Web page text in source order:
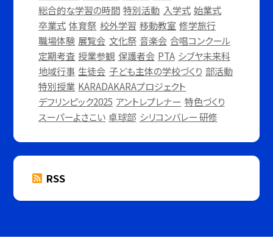
総合的な学習の時間 特別活動 入学式 始業式
卒業式 体育祭 校外学習 移動教室 修学旅行
職場体験 展覧会 文化祭 音楽会 合唱コンクール
定期考査 授業参観 保護者会 PTA シブヤ未来科
地域行事 生徒会 子ども主体の学校づくり 部活動
特別授業 KARADAKARAプロジェクト
デフリンピック2025 アントレプレナー 特色づくり
スーパーよさこい 卓球部 シリコンバレー 研修
RSS